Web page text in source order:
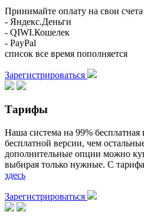
Принимайте оплату на свои
- Яндекс.Деньги
- QIWI.Кошелек
- PayPal
список все время пополняется
Зарегистрироваться
Тарифы
Наша система на 99%
бесплатной версии, чем
дополнительные опции можно
выбирая только нужные. С
здесь
Зарегистрироваться